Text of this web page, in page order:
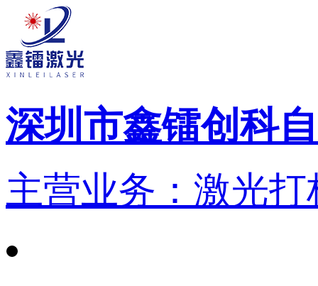
深圳市鑫镭创科
主营业务：激光